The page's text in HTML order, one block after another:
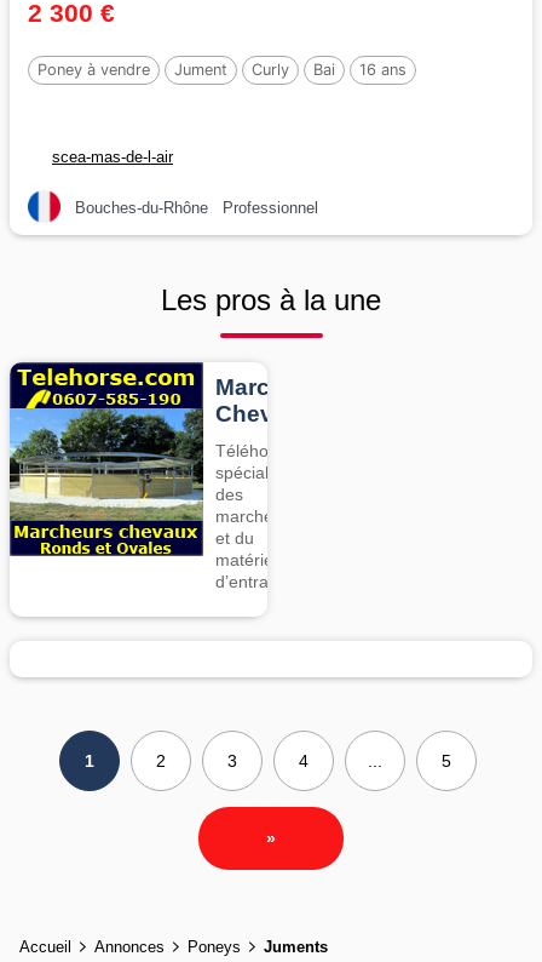
2 300 €
Poney à vendre Jument Curly Bai 16 ans
scea-mas-de-l-air
Bouches-du-Rhône Professionnel
Les pros à la une
Marcheurs
Chevaux
Téléhorse,
spécialiste
des
marcheurs
et du
matériel
d’entrainement
1 2 3 4 5
»
Accueil Annonces Poneys Juments